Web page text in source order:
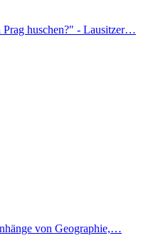
Prag huschen?" - Lausitzer…
von Geographie,…